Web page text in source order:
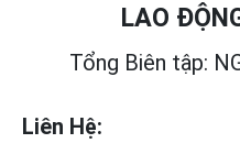
LAO
Tổng Biên tập:
Liên Hệ: